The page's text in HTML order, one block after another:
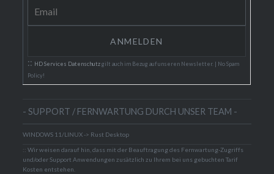
:: HD Services Datenschutzgilt auch im Bezug auf unseren Newsletter. | No Spam
Policy!
- SUPPORT / FERNWARTUNG DURCH UNSER TEAM -
WINDOWS 11/LINUX -> Rust Desktop
:: Wir weisen darauf hin, dass mit der Beauftragung des Fernwartung-Zugriffs
und/oder Support Anwendungen zusätzlich zu Ihrem bei uns gebuchten Tarif
Kosten entstehen.